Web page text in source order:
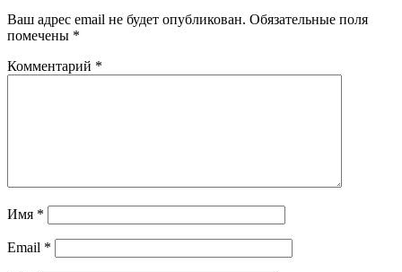
Ваш адрес email не будет опубликован. Обязательные поля
помечены *
Комментарий *
Имя *
Email *